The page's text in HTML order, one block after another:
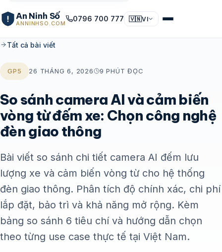
An Ninh Số
ANNINHSO.COM
0796 700 777 🇻🇳VI
Tất cả bài viết
GP5 26 THÁNG 6, 2026 9 PHÚT ĐỌC
So sánh camera AI và cảm biến
vòng từ đếm xe: Chọn công nghệ
đèn giao thông
Bài viết so sánh chi tiết camera AI đếm lưu
lượng xe và cảm biến vòng từ cho hệ thống
đèn giao thông. Phân tích độ chính xác, chi phí
lắp đặt, bảo trì và khả năng mở rộng. Kèm
bảng so sánh 6 tiêu chí và hướng dẫn chọn
theo từng use case thực tế tại Việt Nam.